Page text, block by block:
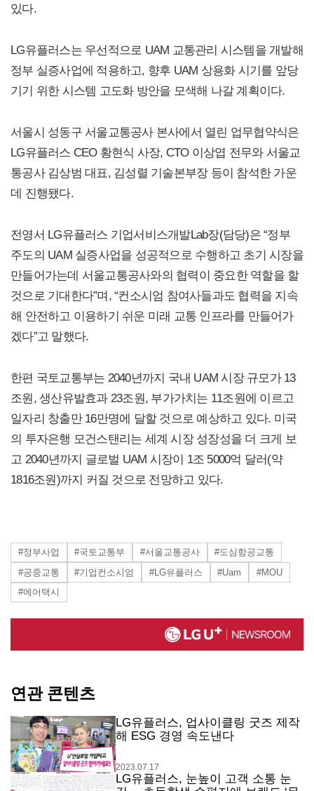
있다.
LG유플러스는 우선적으로 UAM 교통관리 시스템을 개발해
정부 실증사업에 적용하고, 향후 UAM 상용화 시기를 앞당
기기 위한 시스템 고도화 방안을 모색해 나갈 계획이다.
서울시 성동구 서울교통공사 본사에서 열린 업무협약식은
LG유플러스 CEO 황현식 사장, CTO 이상엽 전무와 서울교
통공사 김상범 대표, 김성렬 기술본부장 등이 참석한 가운
데 진행됐다.
전영서 LG유플러스 기업서비스개발Lab장(담당)은 “정부
주도의 UAM 실증사업을 성공적으로 수행하고 초기 시장을
만들어가는데 서울교통공사와의 협력이 중요한 역할을 할
것으로 기대한다”며, “컨소시엄 참여사들과도 협력을 지속
해 안전하고 이용하기 쉬운 미래 교통 인프라를 만들어가
겠다”고 말했다.
한편 국토교통부는 2040년까지 국내 UAM 시장 규모가 13
조원, 생산유발효과 23조원, 부가가치는 11조원에 이르고
일자리 창출만 16만명에 달할 것으로 예상하고 있다. 미국
의 투자은행 모건스탠리는 세계 시장 성장성을 더 크게 보
고 2040년까지 글로벌 UAM 시장이 1조 5000억 달러(약
1816조원)까지 커질 것으로 전망하고 있다.
#정부사업 #국토교통부 #서울교통공사
#도심항공교통
#공중교통
#기업컨소시엄 #LG유플러스 #Uam
#MOU
#에어택시
연관 콘텐츠
LG유플러스, 업사이클링 굿즈 제작
해 ESG 경영 속도낸다
2023.07.17
LG유플러스, 눈높이 고객 소통 눈